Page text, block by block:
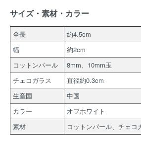
サイズ・素材・カラー
全長
約4.5cm
幅
約2cm
コットンパール
8mm、10mm玉
チェコガラス
直径約0.3cm
生産国
中国
カラー
オフホワイト
素材
コットンパール、チェコ